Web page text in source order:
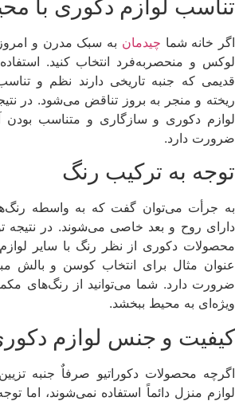
تناسب لوازم دکوری با
اگر خانه شما چیدمان به سبک مدرن و
لوکس و منحصربه‌فرد انتخاب کنید.
قدیمی که جنبه تاریخی دارند نظم و
ریخته و منجر به بروز تناقض می‌شود. در
لوازم دکوری و سازگاری و‌ متناسب بودن
ضرورت دارد.
توجه به ترکیب رنگ
به جرأت می‌توان گفت که به واسطه
دارای روح و بعد خاصی می‌شوند. در نتیجه
محصولات دکوری از نظر رنگ با سایر
عنوان مثال برای انتخاب کوسن و بالش
ضرورت دارد. شما می‌توانید از رنگ‌های
ویژه‌ای به محیط ببخشد.
کیفیت و جنس لوازم
اگرچه محصولات دکوراتیو صرفاٌ جنبه
لوازم منزل دائماً استفاده نمی‌شوند، اما